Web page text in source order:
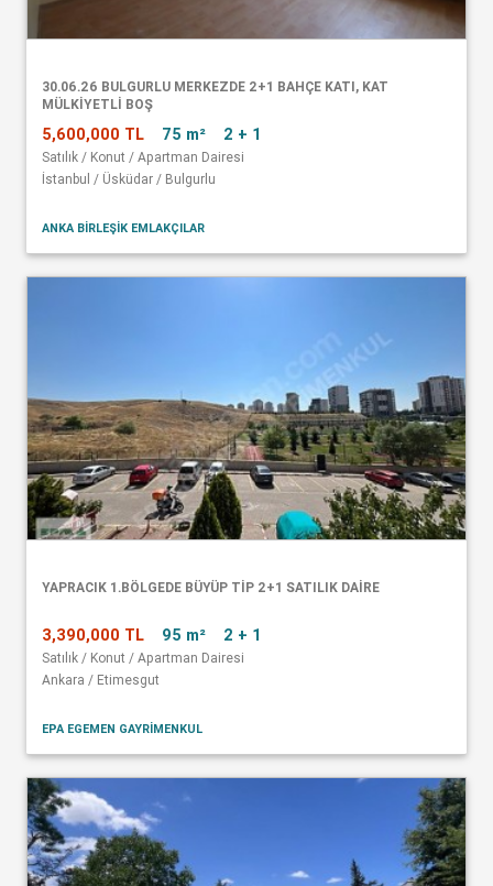
30.06.26 BULGURLU MERKEZDE 2+1 BAHÇE KATI, KAT
MÜLKİYETLİ BOŞ
5,600,000 TL 75 m² 2 + 1
Satılık / Konut / Apartman Dairesi
İstanbul / Üsküdar / Bulgurlu
ANKA BİRLEŞİK EMLAKÇILAR
YAPRACIK 1.BÖLGEDE BÜYÜP TİP 2+1 SATILIK DAİRE
3,390,000 TL 95 m² 2 + 1
Satılık / Konut / Apartman Dairesi
Ankara / Etimesgut
EPA EGEMEN GAYRİMENKUL